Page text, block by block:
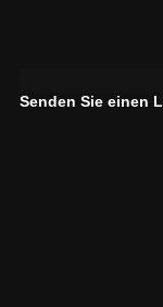
Senden Sie einen